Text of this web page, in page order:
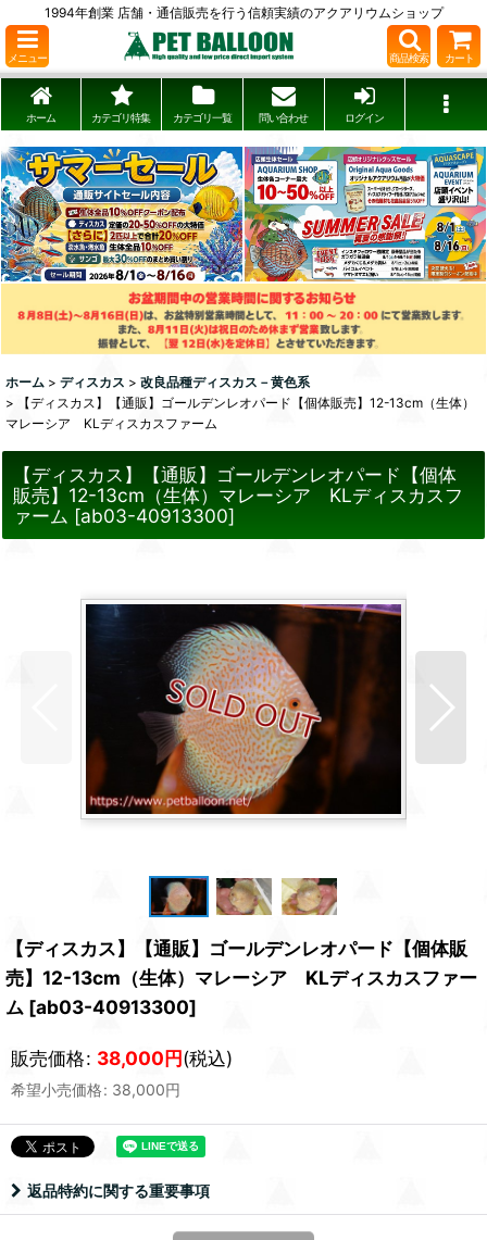
1994年創業 店舗・通信販売を行う信頼実績のアクアリウムショップ
メニュー 商品検索 カート
ホーム カテゴリ特集 カテゴリ一覧 問い合わせ ログイン
ホーム > ディスカス > 改良品種ディスカス－黄色系
>
【ディスカス】【通販】ゴールデンレオパード【個体販売】12-13cm（生体）
マレーシア KLディスカスファーム
【ディスカス】【通販】ゴールデンレオパード【個体
販売】12-13cm（生体）マレーシア KLディスカスフ
ァーム [ab03-40913300]
【ディスカス】【通販】ゴールデンレオパード【個体販
売】12-13cm（生体）マレーシア KLディスカスファー
ム [ab03-40913300]
販売価格: 38,000円(税込)
希望小売価格: 38,000円
返品特約に関する重要事項